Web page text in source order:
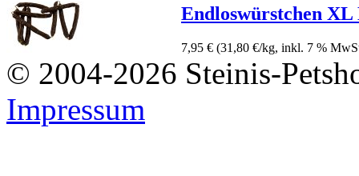
Endloswürstchen XL
7,95 € (31,80 €/kg, inkl. 7 %
© 2004-2026 Steinis-
Impressum